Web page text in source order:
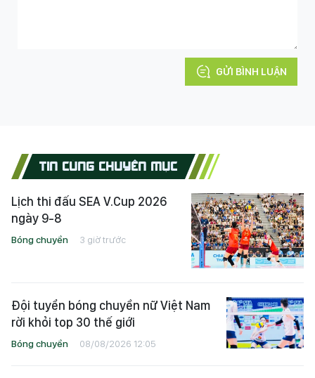
GỬI BÌNH LUẬN
TIN CÙNG CHUYÊN MỤC
Lịch thi đấu SEA V.Cup 2026
ngày 9-8
Bóng chuyền 3 giờ trước
Đội tuyển bóng chuyền nữ Việt Nam
rời khỏi top 30 thế giới
Bóng chuyền 08/08/2026 12:05